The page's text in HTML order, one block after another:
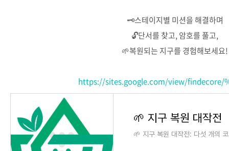
🗝️스테이지별 미션을 해결하며
🔓단서를 찾고, 암호를 풀고,
🌱복원되는 지구를 경험해보세요!
https://sites.google.com/view/findecore/
🌱 지구 복원 대작전
🌱 지구 복원 대작전: 다섯 개의